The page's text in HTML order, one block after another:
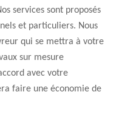
services sont proposés
et particuliers. Nous
qui se mettra à votre
sur mesure
avec votre
faire une économie de